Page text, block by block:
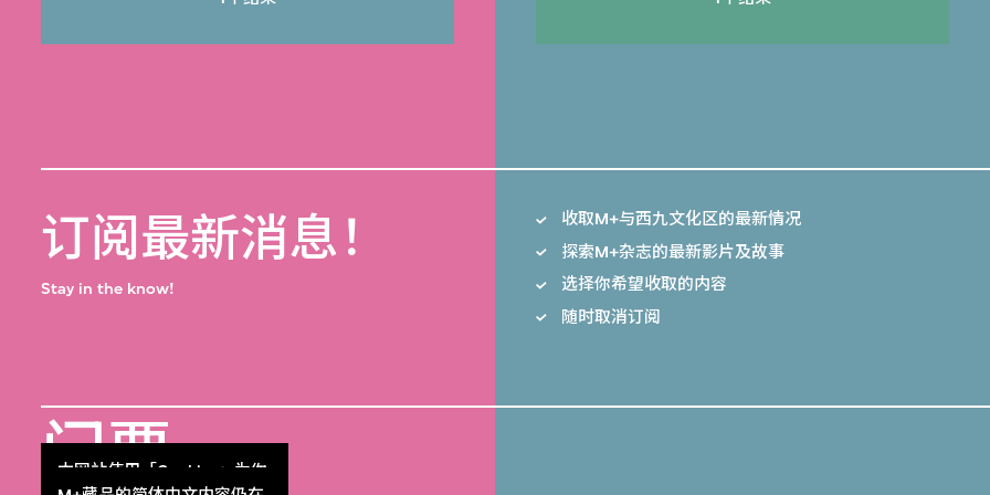
本网站使用「Cookies」为你
订阅最新消息！
Stay in the know!
收取M+与西九文化区的最新情况
探索M+杂志的最新影片及故事
选择你希望收取的内容
随时取消订阅
门票 Get Tickets